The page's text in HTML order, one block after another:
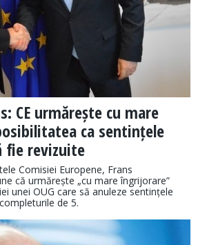
CE urmărește cu mare
ca sentințele
fie revizuite
Comisiei Europene, Frans
că urmărește „cu mare îngrijorare”
unei OUG care să anuleze sentințele
de 5.